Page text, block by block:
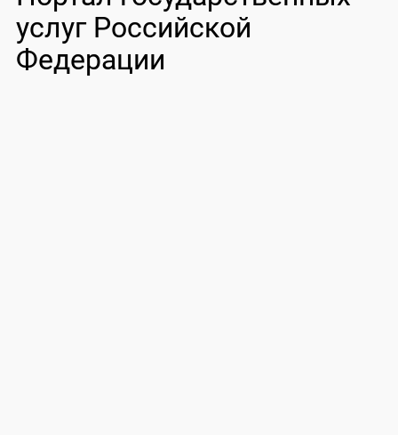
услуг Российской
Федерации